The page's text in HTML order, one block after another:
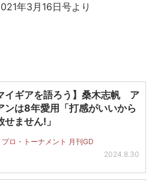
年3月16日号より
イギアを語ろう】桑木志帆 ア
ンは8年愛用「打感がいいから
せません!」
プロ・トーナメント 月刊GD
2024.8.30